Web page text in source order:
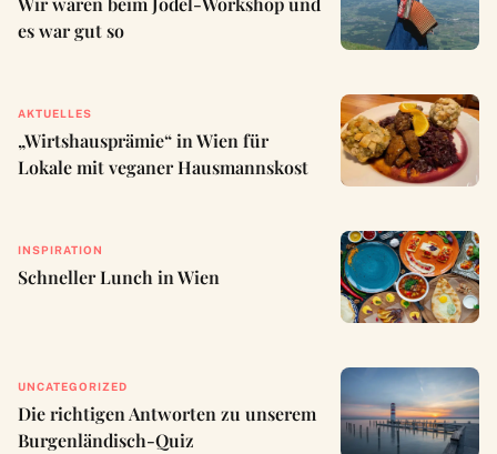
es war gut so
AKTUELLES
„Wirtshausprämie“ in Wien für
Lokale mit veganer Hausmannskost
INSPIRATION
Schneller Lunch in Wien
UNCATEGORIZED
Die richtigen Antworten zu unserem
Burgenländisch-Quiz